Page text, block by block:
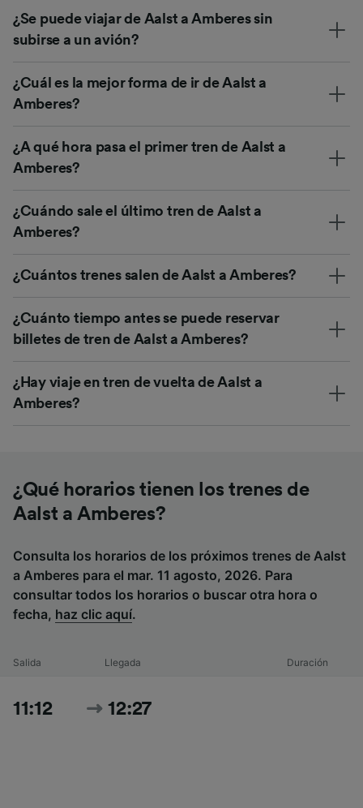
¿Se puede viajar de Aalst a Amberes sin
subirse a un avión?
¿Cuál es la mejor forma de ir de Aalst a
Amberes?
¿A qué hora pasa el primer tren de Aalst a
Amberes?
¿Cuándo sale el último tren de Aalst a
Amberes?
¿Cuántos trenes salen de Aalst a Amberes?
¿Cuánto tiempo antes se puede reservar
billetes de tren de Aalst a Amberes?
¿Hay viaje en tren de vuelta de Aalst a
Amberes?
¿Qué horarios tienen los trenes de
Aalst a Amberes?
Consulta los horarios de los próximos trenes de Aalst
a Amberes para el mar. 11 agosto, 2026. Para
consultar todos los horarios o buscar otra hora o
fecha, haz clic aquí.
Salida Llegada Duración
11:12 12:27